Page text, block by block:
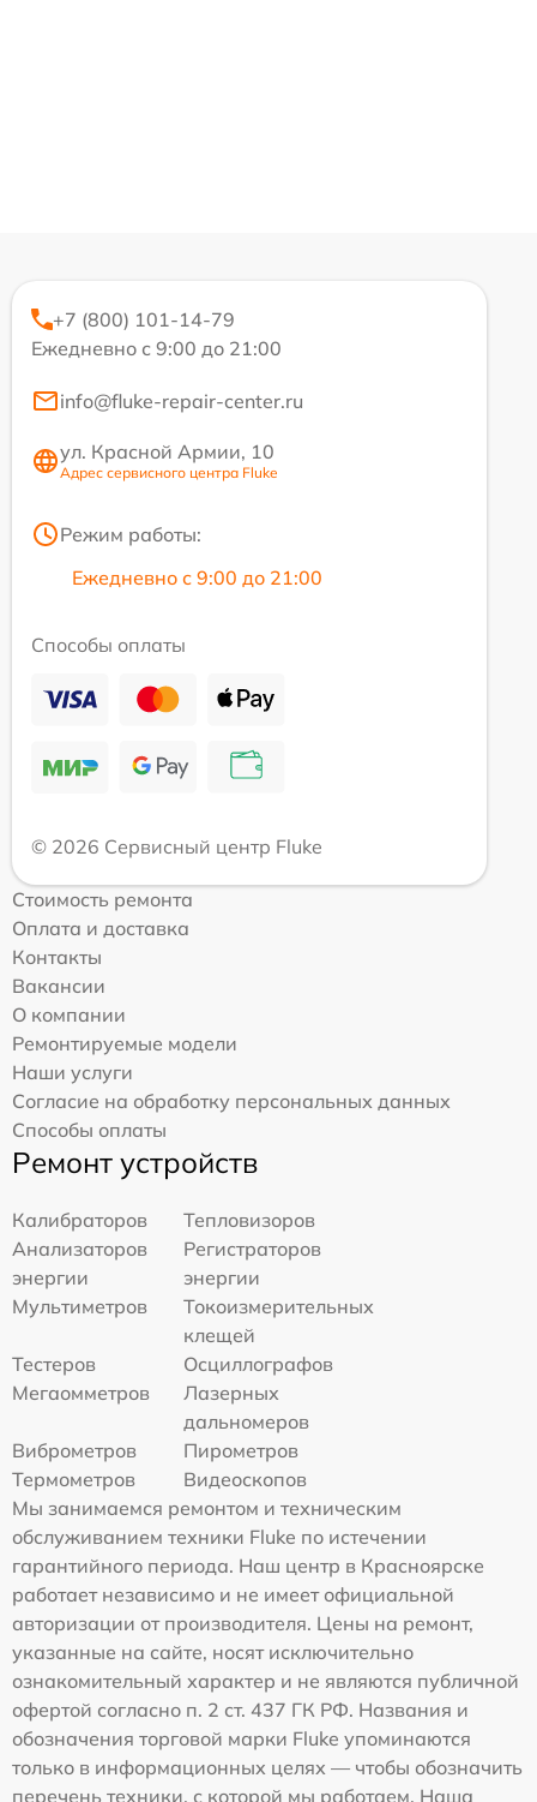
+7 (800) 101-14-79
Ежедневно с 9:00 до 21:00
info@fluke-repair-center.ru
ул. Красной Армии, 10
Адрес сервисного центра Fluke
Режим работы:
Ежедневно с 9:00 до 21:00
Способы оплаты
© 2026 Сервисный центр Fluke
Стоимость ремонта
Оплата и доставка
Контакты
Вакансии
О компании
Ремонтируемые модели
Наши услуги
Согласие на обработку персональных данных
Способы оплаты
Ремонт устройств
Калибраторов
Тепловизоров
Анализаторов
энергии
Регистраторов
энергии
Мультиметров
Токоизмерительных
клещей
Тестеров
Осциллографов
Мегаомметров
Лазерных
дальномеров
Виброметров
Пирометров
Термометров
Видеоскопов
Мы занимаемся ремонтом и техническим
обслуживанием техники Fluke по истечении
гарантийного периода. Наш центр в Красноярске
работает независимо и не имеет официальной
авторизации от производителя. Цены на ремонт,
указанные на сайте, носят исключительно
ознакомительный характер и не являются публичной
офертой согласно п. 2 ст. 437 ГК РФ. Названия и
обозначения торговой марки Fluke упоминаются
только в информационных целях — чтобы обозначить
перечень техники, с которой мы работаем. Наша